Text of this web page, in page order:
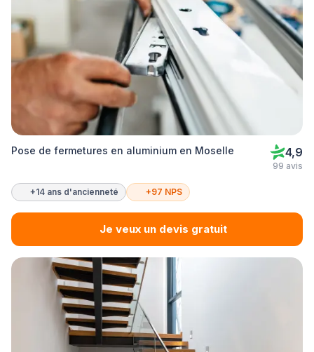
Pose de fermetures en aluminium en Moselle 4,9
99 avis
+14 ans d'ancienneté +97 NPS
Je veux un devis gratuit